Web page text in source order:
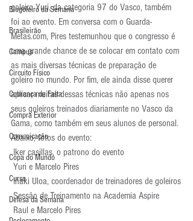
Blogoleiro da Semana
Brasileirão
Campus
Circuito Físico
Cobrança de Falta
Compra Exterior
Comunicação
Copa do Mundo
Curso
Defesa da Semana
goleiro Yuri, da categoria 97 do Vasco, também
foi ao evento. Em conversa com o Guarda-
Metas.com, Pires testemunhou que o congresso é
uma grande chance de se colocar em contato com
as mais diversas técnicas de preparação de
goleiro no mundo. Por fim, ele ainda disse querer
aplicar muitas dessas técnicas não apenas nos
seus goleiros treinados diariamente no Vasco da
Gama, como também em seus alunos de personal.
Abaixo, fotos do evento:
Iker casillas, o patrono do evento
Yuri e Marcelo Pires
Iñaki Uloa, coordenador de treinadores de goleiros
Sessão de Treinamento na Academia Aspire
Raul e Marcelo Pires